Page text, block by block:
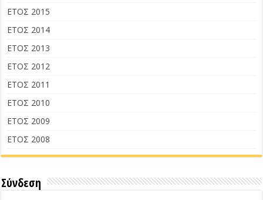
ΕΤΟΣ 2015
ΕΤΟΣ 2014
ΕΤΟΣ 2013
ΕΤΟΣ 2012
ΕΤΟΣ 2011
ΕΤΟΣ 2010
ΕΤΟΣ 2009
ΕΤΟΣ 2008
Σύνδεση